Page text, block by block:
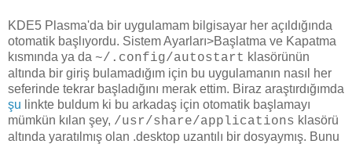
KDE5 Plasma'da bir uygulamam bilgisayar her açıldığında
otomatik başlıyordu. Sistem Ayarları>Başlatma ve Kapatma
kısmında ya da ~/.config/autostart klasörünün
altında bir giriş bulamadığım için bu uygulamanın nasıl her
seferinde tekrar başladığını merak ettim. Biraz araştırdığımda
şu linkte buldum ki bu arkadaş için otomatik başlamayı
mümkün kılan şey, /usr/share/applications klasörü
altında yaratılmış olan .desktop uzantılı bir dosyaymış. Bunu